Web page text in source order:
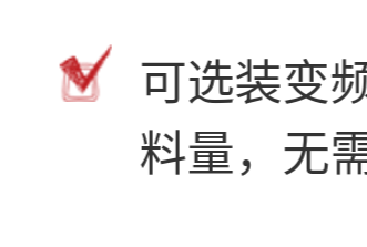
可选装变
料量，无